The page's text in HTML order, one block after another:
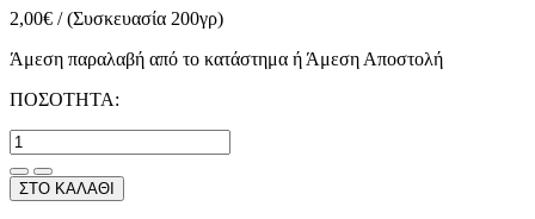
2,00€ /(Συσκευασία 200γρ)
Άμεση παραλαβή από το κατάστημα ή Άμεση Αποστολή
ΠΟΣΟΤΗΤΑ:
ΣΤΟ ΚΑΛΑΘΙ